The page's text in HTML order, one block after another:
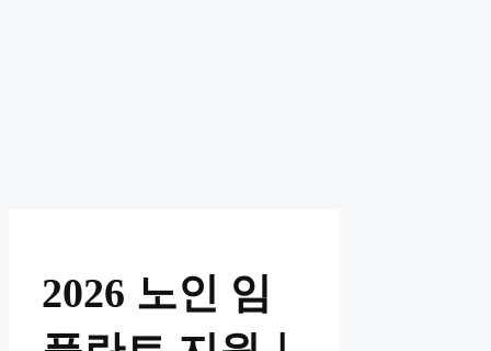
2026 노인 임